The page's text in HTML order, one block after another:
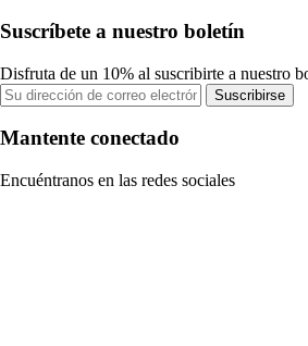
Suscríbete a nuestro boletín
Disfruta de un 10% al suscribirte a nuestro
Suscribirse
Mantente conectado
Encuéntranos en las redes sociales